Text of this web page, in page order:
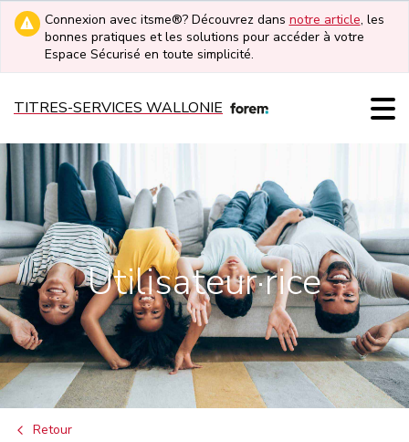
Connexion avec itsme®? Découvrez dans notre article, les
bonnes pratiques et les solutions pour accéder à votre
Espace Sécurisé en toute simplicité.
TITRES-SERVICES WALLONIE
Utilisateur·rice
Retour